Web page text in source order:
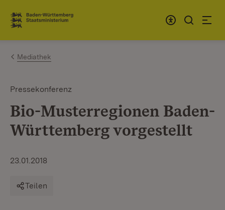
Zum Inhalt springen
Link zur Startseite
Mediathek
Pressekonferenz
Bio-Musterregionen Baden-
Württemberg vorgestellt
23.01.2018
Teilen